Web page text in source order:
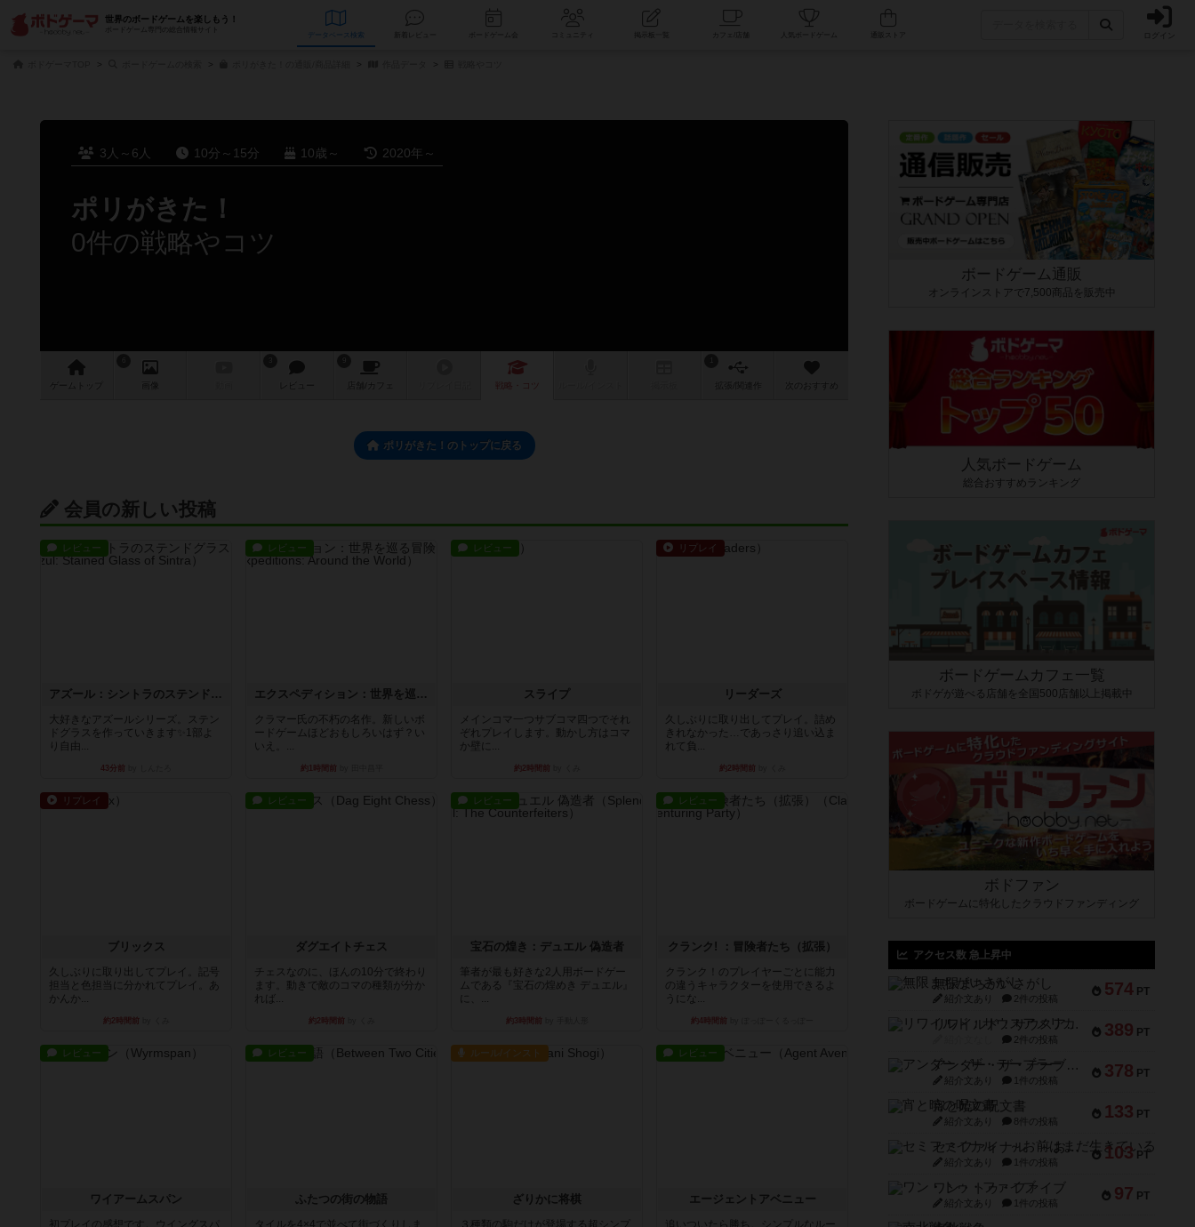
世界のボードゲームを楽しもう！
ボードゲーム専門の総合情報サイト
データベース コミュニティ 人気ボードゲーム ログイン
3人～6人 10分～15分 10歳～ 2020年～
ポリがきた！
0件の戦略やコツ
ゲーム 画像 店舗/ カフェ 戦略 ・コツ 作 次のおすすめ
ポリがきた！のトップに戻る
会員の新しい投稿
レビュー
アズール：シントラのステンドグラス
大好きなアズールシリーズ。ステン
ドグラスを作っていきます✨1部よ
り自由...
43分前
レビュー
エクスペディション：世界を巡る冒険
クラマー氏の不朽の名作。新しいボ
ードゲームほどおもしろいはず？い
いえ。...
約1時間前
レビュー
スライプ
メインコマ一つサブコマ四つでそれ
ぞれプレイします。動かし方はコマ
か壁に...
約2時間前
リプレイ
リーダーズ
久しぶりに取り出してプレイ。詰め
きれなかった…であっさり追い込ま
れて負...
約2時間前
リプレイ
ブリックス
久しぶりに取り出してプレイ。記号
担当と色担当に分かれてプレイ。あ
かんか...
約2時間前
レビュー
ダグエイトチェス
チェスなのに、ほんの10分で終わり
ます。動きで敵のコマの種類が分か
れば...
約2時間前
レビュー
宝石の煌き：デュエル 偽造者
筆者が最も好きな2人用ボードゲー
ムである『宝石の煌めき デュエル』
に、...
約3時間前
レビュー
クランク! ：冒険者たち（拡張）
クランク！のプレイヤーごとに能力
の違うキャラクターを使用できるよ
うにな...
約4時間前
レビュー
ワイアームスパン
初プレイの感想です。ウイングスパ
レビュー
ふたつの街の物語
タイルを4×4で並べて街づくりしま
ルール/インスト
ざりかに将棋
３種類の駒だけが登場する超シンプ
レビュー
エージェントアベニュー
追いついたら勝ち。シンプルなルー
ボードゲーム通販
オンラインストアで7,500商品を販売中
人気ボードゲーム
総合おすすめランキング
ボードゲームカフェ一覧
ボドゲが遊べる店舗を全国500店舗以上掲載中
ボドファン
ボードゲームに特化したクラウドファンディング
アクセス数 急上昇中
574 PT
無限まちがいさがし
紹介文あり 2件の投稿
389 PT
リワイルド：サウスアメリカ
2件の投稿
378 PT
アンダー・ザ・テーブラー
紹介文あり 1件の投稿
133 PT
宵と暁の呪文書
紹介文あり 8件の投稿
103 PT
セミファイナル ～お前はまだ生きている～
紹介文あり 1件の投稿
97 PT
ワン・トゥ・ファイブ
紹介文あり 1件の投稿